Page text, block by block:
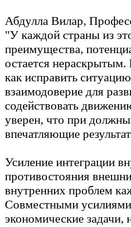
Абдулла Вилар,
"У каждой страны из
преимущества,
остается нераскрытым.
как исправить
взаимодоверие для
содействовать
уверен, что при
впечатляющие
Усиление интеграции
противостояния
внутренних проблем
Совместными усилиями
экономические